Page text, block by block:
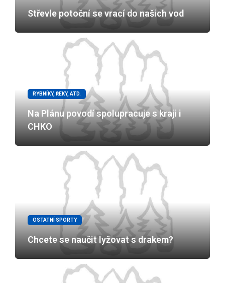
Střevle potoční se vrací do našich vod
RYBNÍKY, ŘEKY, ATD.
Na Plánu povodí spolupracuje s kraji i
CHKO
OSTATNÍ SPORTY
Chcete se naučit lyžovat s drakem?